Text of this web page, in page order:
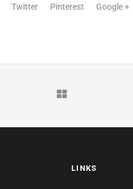
Twitter Pinterest Google +
LINKS